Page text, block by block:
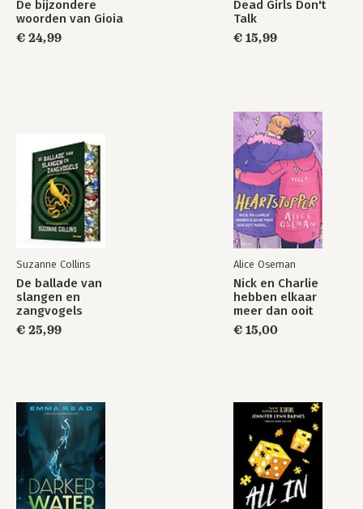
De bijzondere
woorden van Gioia
€ 24,99
Dead Girls Don't
Talk
€ 15,99
Suzanne Collins
De ballade van
slangen en
zangvogels
€ 25,99
Alice Oseman
Nick en Charlie
hebben elkaar
meer dan ooit
nodig…
€ 15,00